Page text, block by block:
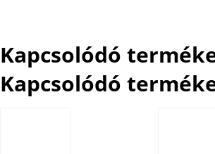
Kapcsolódó
Kapcsolódó